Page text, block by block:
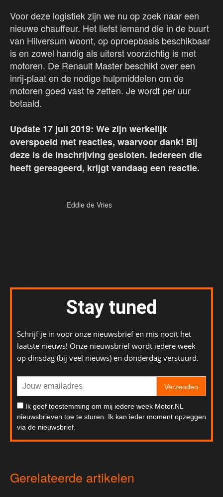
Voor deze logistiek zijn we nu op zoek naar een
nieuwe chauffeur. Het liefst iemand die in de buurt
van Hilversum woont, op oproepbasis beschikbaar
is en zowel handig als uiterst voorzichtig is met
motoren. De Renault Master beschikt over een
inrij-plaat en de nodige hulpmiddelen om de
motoren goed vast te zetten. Je wordt per uur
betaald.
Update 17 juli 2019: We zijn werkelijk
overspoeld met reacties, waarvoor dank! Bij
deze is de inschrijving gesloten. Iedereen die
heeft gereageerd, krijgt vandaag een reactie.
Eddie de Vries
Stay tuned
Schrijf je in voor onze nieuwsbrief en mis nooit het
laatste nieuws! Onze nieuwsbrief wordt iedere week
op dinsdag (bij veel nieuws) en donderdag verstuurd.
Verzenden
Ik geef toestemming om mij iedere week Motor.NL
nieuwsbrieven toe te sturen. Ik kan ieder moment opzeggen
via de nieuwsbrief.
Gerelateerde artikelen